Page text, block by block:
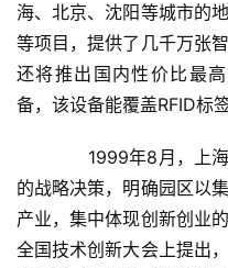
海、北京、沈阳等城市的
等项目，提供了几千万张
还将推出国内性价比最
备，该设备能覆盖RFID标
1999年8月，上海
的战略决策，明确园区以
产业，集中体现创新创业
全国技术创新大会上提出